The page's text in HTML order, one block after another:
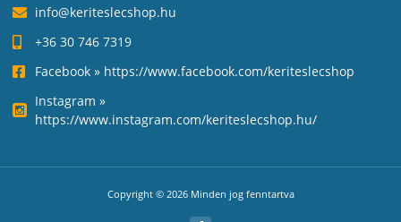
info@keriteslecshop.hu
+36 30 746 7319
Facebook » https://www.facebook.com/keriteslecshop
Instagram »
https://www.instagram.com/keriteslecshop.hu/
Copyright © 2026 Minden jog fenntartva